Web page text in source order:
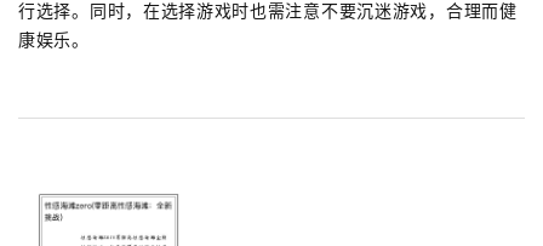
行选择。同时，在选择游戏时也需注意不要沉迷游戏，合理而健
康娱乐。